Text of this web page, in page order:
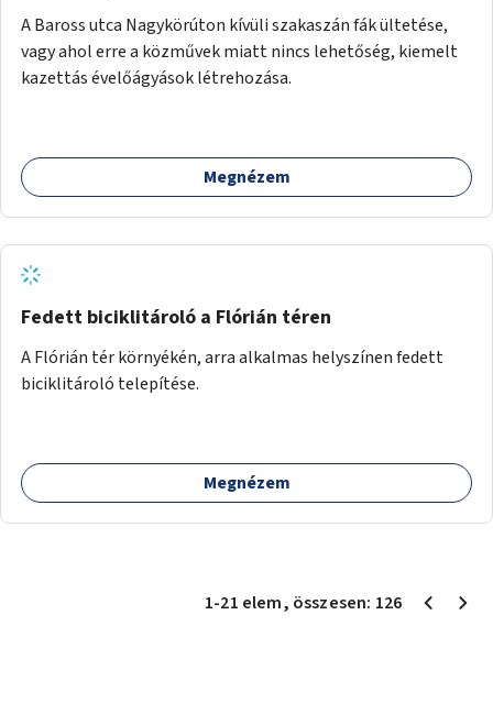
A Baross utca Nagykörúton kívüli szakaszán fák ültetése,
vagy ahol erre a közművek miatt nincs lehetőség, kiemelt
kazettás évelőágyások létrehozása.
Megnézem
Fedett biciklitároló a Flórián téren
A Flórián tér környékén, arra alkalmas helyszínen fedett
biciklitároló telepítése.
Megnézem
1-21 elem, összesen: 126